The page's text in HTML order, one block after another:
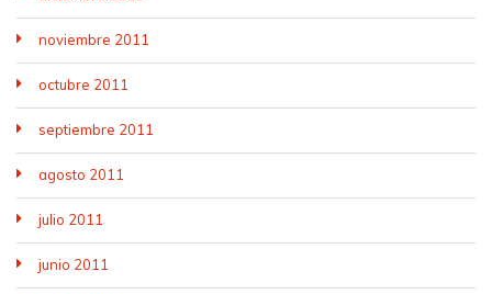
noviembre 2011
octubre 2011
septiembre 2011
agosto 2011
julio 2011
junio 2011